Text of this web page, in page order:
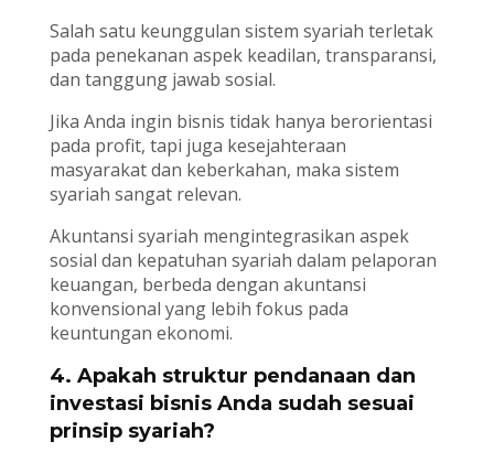
Salah satu keunggulan sistem syariah terletak
pada penekanan aspek keadilan, transparansi,
dan tanggung jawab sosial.
Jika Anda ingin bisnis tidak hanya berorientasi
pada profit, tapi juga kesejahteraan
masyarakat dan keberkahan, maka sistem
syariah sangat relevan.
Akuntansi syariah mengintegrasikan aspek
sosial dan kepatuhan syariah dalam pelaporan
keuangan, berbeda dengan akuntansi
konvensional yang lebih fokus pada
keuntungan ekonomi.
4. Apakah struktur pendanaan dan
investasi bisnis Anda sudah sesuai
prinsip syariah?